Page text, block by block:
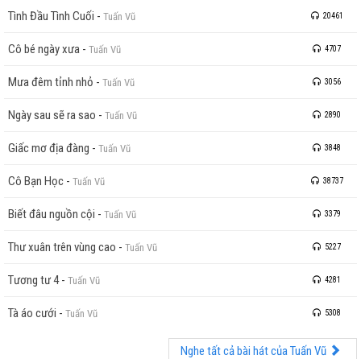
Tình Đầu Tình Cuối - Tuấn Vũ 20461
Cô bé ngày xưa - Tuấn Vũ 4707
Mưa đêm tỉnh nhỏ - Tuấn Vũ 3056
Ngày sau sẽ ra sao - Tuấn Vũ 2890
Giấc mơ địa đàng - Tuấn Vũ 3848
Cô Bạn Học - Tuấn Vũ 38737
Biết đâu nguồn cội - Tuấn Vũ 3379
Thư xuân trên vùng cao - Tuấn Vũ 5227
Tương tư 4- Tuấn Vũ 4281
Tà áo cưới - Tuấn Vũ 5308
Nghe tất cả bài hát của Tuấn Vũ